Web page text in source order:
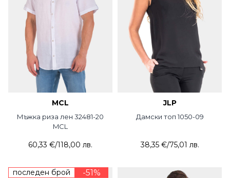
MCL
Мъжка риза лен 32481-20
MCL
60,33 €/118,00 лв.
JLP
Дамски топ 1050-09
38,35 €/75,01 лв.
последен брой -51%